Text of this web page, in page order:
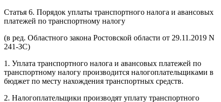
Статья 6. Порядок уплаты транспортного налога и авансовых
платежей по транспортному налогу
(в ред. Областного закона Ростовской области от 29.11.2019 N
241-ЗС)
1. Уплата транспортного налога и авансовых платежей по
транспортному налогу производится налогоплательщиками в
бюджет по месту нахождения транспортных средств.
2. Налогоплательщики производят уплату транспортного